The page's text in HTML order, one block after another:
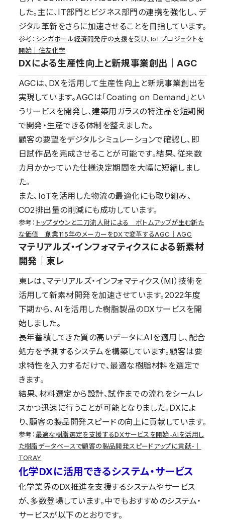
した。主に、IT部門とビジネス部門の連携を強化し、デ
ジタル革新をさらに加速させることを目指しています。
参考： シンガポール経済開発庁の支援を受け、IoTプロジェクトを
開始｜住友化学
DXによる生産性向上と新規事業創出｜AGC
AGCは、DXを活用して生産性向上と新規事業創出を
実現しています。AGCは「Coating on Demand」とい
うサービスを開発し、建築用ガラスの特注品を短期間
で開発・生産できる体制を整えました。
顧客の要望をデジタルシミュレーションで確認し、即
日試作品を完成させることが可能です。結果、従来数
カ月かかっていた仕様決定期間を大幅に短縮しまし
た。
また、IoTを活用した物流の最適化にも取り組み、
CO2排出量の削減にも成功しています。
参考： トップダウンと二刀流人財による ボトムアップが生む新た
な価値 創業115年のメーカーをDXで変革するAGC｜AGC
マテリアルズ・インフォマティクスによる新素材
開発｜東レ
東レは、マテリアルズ・インフォマティクス（MI）技術を
活用して新素材開発を加速させています。2022年度
下期から、AIを活用した樹脂製品のDXサービスを開
始しました。
長年蓄積してきた質の高いデータにAIを適用し、配合
処方を予測するシステムを構築しています。顧客は要
求特性を入力するだけで、最適な樹脂材料を選定で
きます。
結果、材料選定から設計、試作までの流れをシームレ
スかつ迅速に行うことが可能となりました。DXによ
り、顧客の製品開発スピードの向上に貢献しています。
参考：最適な樹脂選定を支援するDXサービスを開始-AIを活用し
た樹脂データベースで顧客の製品開発スピードアップに貢献-｜
TORAY
化学DXに活用できるシステム・サービス
化学業界のDX推進を支援するシステムやサービス
が、多数登場しています。中でもおすすめのシステム・
サービスが以下のとおりです。